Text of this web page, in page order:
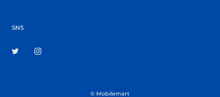
SNS
© Mobilemart